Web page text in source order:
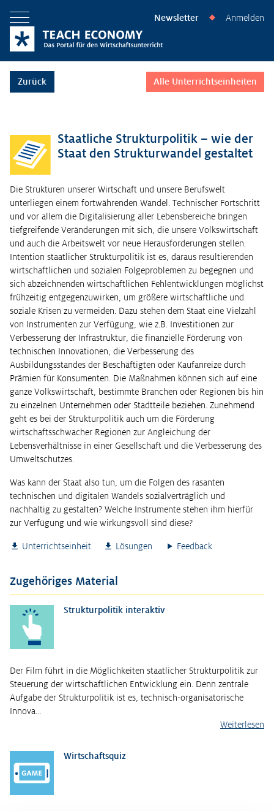
Menü öffnen Newsletter ◆ Anmelden
Zurück Alle Unterrichtseinheiten
Staatliche Strukturpolitik – wie der
Staat den Strukturwandel gestaltet
Die Strukturen unserer Wirtschaft und unsere Berufswelt
unterliegen einem fortwährenden Wandel. Technischer Fortschritt
und vor allem die Digitalisierung aller Lebensbereiche bringen
tiefgreifende Veränderungen mit sich, die unsere Volkswirtschaft
und auch die Arbeitswelt vor neue Herausforderungen stellen.
Intention staatlicher Strukturpolitik ist es, daraus resultierenden
wirtschaftlichen und sozialen Folgeproblemen zu begegnen und
sich abzeichnenden wirtschaftlichen Fehlentwicklungen möglichst
frühzeitig entgegenzuwirken, um größere wirtschaftliche und
soziale Krisen zu vermeiden. Dazu stehen dem Staat eine Vielzahl
von Instrumenten zur Verfügung, wie z.B. Investitionen zur
Verbesserung der Infrastruktur, die finanzielle Förderung von
technischen Innovationen, die Verbesserung des
Ausbildungsstandes der Beschäftigten oder Kaufanreize durch
Prämien für Konsumenten. Die Maßnahmen können sich auf eine
ganze Volkswirtschaft, bestimmte Branchen oder Regionen bis hin
zu einzelnen Unternehmen oder Stadtteile beziehen. Zunehmend
geht es bei der Strukturpolitik auch um die Förderung
wirtschaftsschwacher Regionen zur Angleichung der
Lebensverhältnisse in einer Gesellschaft und die Verbesserung des
Umweltschutzes.
Was kann der Staat also tun, um die Folgen des rasanten
technischen und digitalen Wandels sozialverträglich und
nachhaltig zu gestalten? Welche Instrumente stehen ihm hierfür
zur Verfügung und wie wirkungsvoll sind diese?
Unterrichtseinheit Lösungen Feedback
Zugehöriges Material
Strukturpolitik interaktiv
Der Film führt in die Möglichkeiten staatlicher Strukturpolitik zur
Steuerung der wirtschaftlichen Entwicklung ein. Denn zentrale
Aufgabe der Strukturpolitik ist es, technisch-organisatorische
Innova…
Weiterlesen
Wirtschaftsquiz